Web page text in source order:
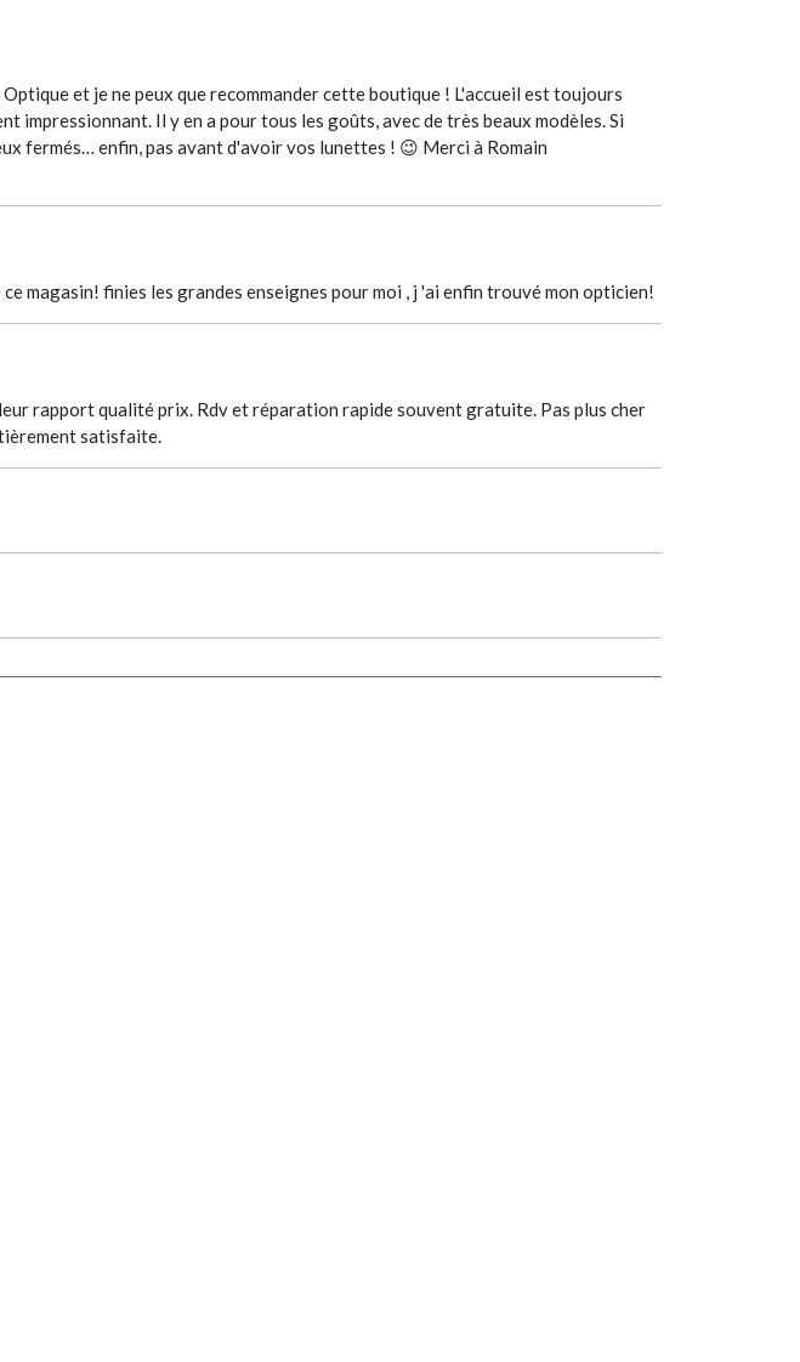
et je ne peux que recommander cette boutique ! L'accueil est toujours
impressionnant. Il y en a pour tous les goûts, avec de très beaux modèles. Si
fermés… enfin, pas avant d'avoir vos lunettes ! 😉 Merci à Romain
magasin! finies les grandes enseignes pour moi , j 'ai enfin trouvé mon opticien!
rapport qualité prix. Rdv et réparation rapide souvent gratuite. Pas plus cher
satisfaite.